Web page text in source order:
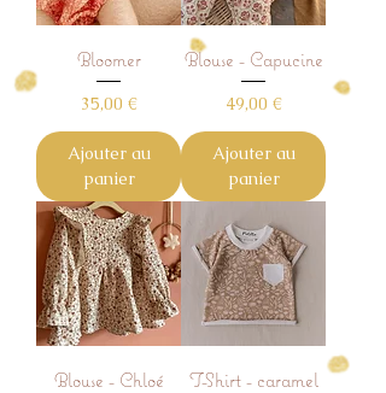
Bloomer
Prix
35,00 €
Ajouter au
panier
Blouse - Capucine
Prix
49,00 €
Ajouter au
panier
Blouse - Chloé
T-Shirt - caramel